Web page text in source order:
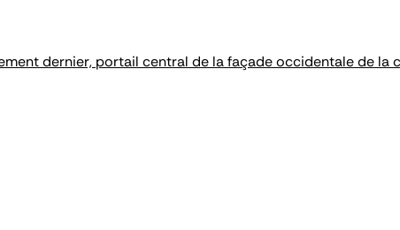
dernier, portail central de la façade occidentale de la